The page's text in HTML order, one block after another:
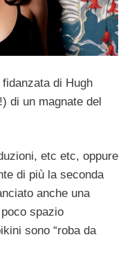
di Hugh
di un magnate del
etc etc, oppure
di più la seconda
anche una
spazio
sono “roba da